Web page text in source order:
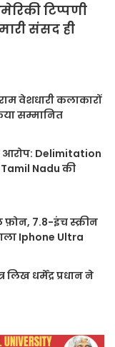
टिप्पणी
संसद ही
वेशधारी कलाकारों
सम्मानित
आरोप: Delimitation
Tamil Nadu की
फ़ोन, 7.8-इंच स्क्रीन
Iphone Ultra
धर्मेंद्र प्रधान ने